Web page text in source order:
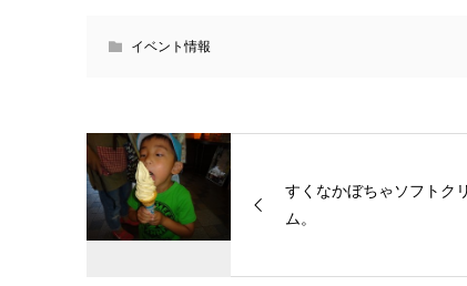
イベント情報
すくなかぼちゃソフトク
ム。